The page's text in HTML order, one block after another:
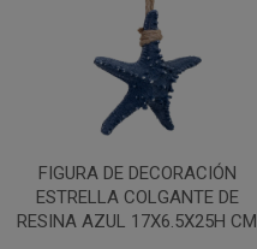
FIGURA DE DECORACIÓN
ESTRELLA COLGANTE DE
RESINA AZUL 17X6.5X25H CM